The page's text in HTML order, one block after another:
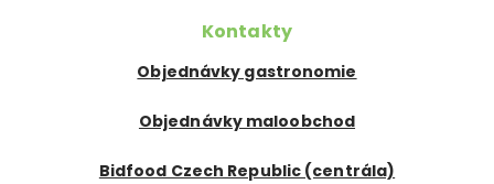
Kontakty
Objednávky gastronomie
Objednávky maloobchod
Bidfood Czech Republic (centrála)